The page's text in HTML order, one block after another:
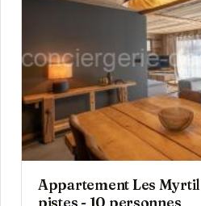
Appartement Les
pistes - 10 personnes